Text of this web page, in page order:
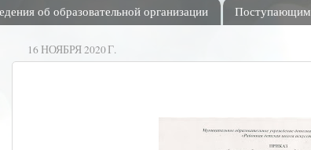
об образовательной организации Поступающим
16 НОЯБРЯ 2020 Г.